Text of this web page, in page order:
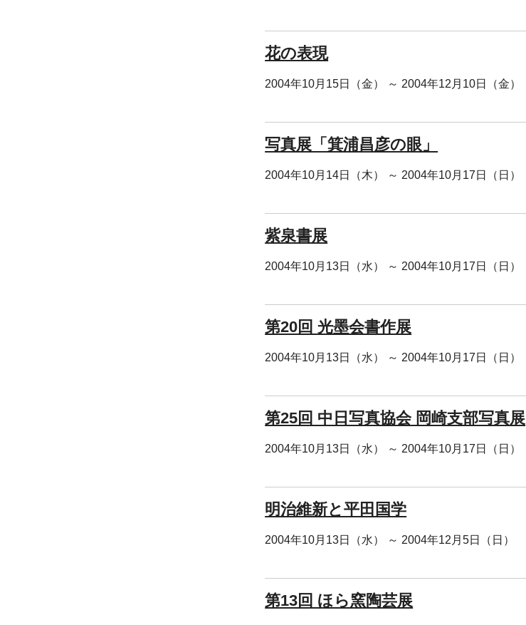
花の表現
2004年10月15日（金） ～ 2004年12月10日（金）
写真展「箕浦昌彦の眼」
2004年10月14日（木） ～ 2004年10月17日（日）
紫泉書展
2004年10月13日（水） ～ 2004年10月17日（日）
第20回 光墨会書作展
2004年10月13日（水） ～ 2004年10月17日（日）
第25回 中日写真協会 岡崎支部写真展
2004年10月13日（水） ～ 2004年10月17日（日）
明治維新と平田国学
2004年10月13日（水） ～ 2004年12月5日（日）
第13回 ほら窯陶芸展